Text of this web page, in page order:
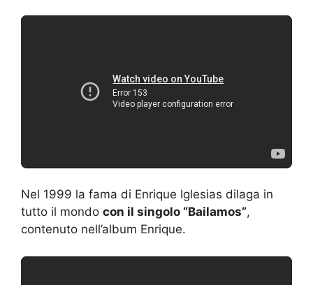
Nel 1999 la fama di Enrique Iglesias dilaga in
tutto il mondo con il singolo “Bailamos”,
contenuto nell’album Enrique.